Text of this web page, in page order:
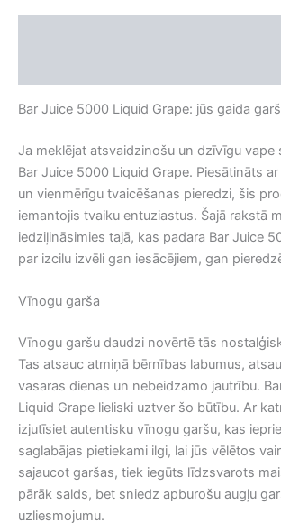
Bar Juice 5000 Liquid Grape: jūs gaida
Ja meklējat atsvaidzinošu un dzīvīgu vape
Bar Juice 5000 Liquid Grape. Piesātināts
un vienmērīgu tvaicēšanas pieredzi, šis
iemantojis tvaiku entuziastus. Šajā rakstā
iedziļināsimies tajā, kas padara Bar Juice
par izcilu izvēli gan iesācējiem, gan
Vīnogu garša
Vīnogu garšu daudzi novērtē tās
Tas atsauc atmiņā bērnības labumus,
vasaras dienas un nebeidzamo jautrību.
Liquid Grape lieliski uztver šo būtību. Ar
izjutīsiet autentisku vīnogu garšu, kas
saglabājas pietiekami ilgi, lai jūs vēlētos
sajaucot garšas, tiek iegūts līdzsvarots
pārāk salds, bet sniedz apburošu augļu
uzliesmojumu.